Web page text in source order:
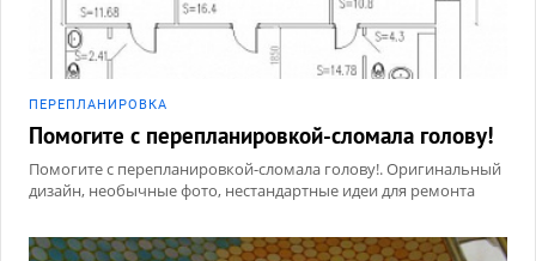
ПЕРЕПЛАНИРОВКА
Помогите с перепланировкой-сломала голову!
Помогите с перепланировкой-сломала голову!. Оригинальный
дизайн, необычные фото, нестандартные идеи для ремонта